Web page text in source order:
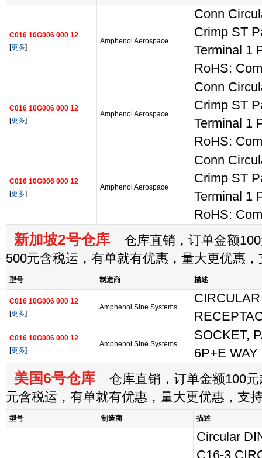
C016 10G006 000 12
[更多]
Amphenol Aerospace
Conn
Crimp ST
Terminal 1
RoHS:
C016 10G006 000 12
[更多]
Amphenol Aerospace
Conn
Crimp ST
Terminal 1
RoHS:
C016 10G006 000 12
[更多]
Amphenol Aerospace
Conn
Crimp ST
Terminal 1
RoHS:
新加坡2号仓库 仓库直销，订单金额
500元含税运，有单就有优惠，量大更优惠
型号 制造商 描述
C016 10G006 000 12
[更多]
Amphenol Sine Systems
C016 10G006 000 12..
[更多]
Amphenol Sine Systems
SOCKET,
6P+E WAY
美国6号仓库 仓库直销，订单金额100元
元含税运，有单就有优惠，量大更优惠，支
型号 制造商 描述
Circular
C16-3